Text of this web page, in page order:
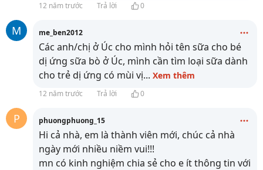
12 năm trước Trả lời 0
M me_ben2012
Các anh/chị ở Úc cho mình hỏi tên sữa cho bé
dị ứng sữa bò ở Úc, mình cần tìm loại sữa dành
cho trẻ dị ứng có mùi vị... Xem thêm
12 năm trước Trả lời 0
P phuongphuong_15
Hi cả nhà, em là thành viên mới, chúc cả nhà
ngày mới nhiều niềm vui!!!
mn có kinh nghiệm chia sẻ cho e ít thông tin với